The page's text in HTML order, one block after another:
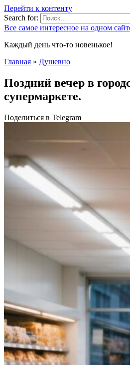
Перейти к контенту
Search for:
Все самое интересное на одном
Каждый день что-то новенькое!
Главная » Душевно
Поздний вечер в
супермаркете.
Поделиться в Telegram